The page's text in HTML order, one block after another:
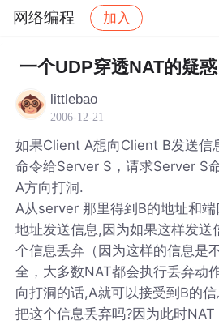
网络编程 加入
社区 网络编程 帖子详情
一个UDP穿透NAT的疑惑
littlebao
2006-12-21
如果Client A想向Client B发送信
命令给Server S，请求Server S
A方向打洞.
A从server 那里得到B的地址和
地址发送信息,因为如果这样发送
个信息丢弃（因为这样的信息是
全，大多数NAT都会执行丢弃动
向打洞的话,A就可以接受到B的
把这个信息丢弃吗?因为此时